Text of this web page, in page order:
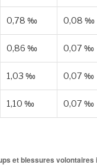
0,78 ‰ 0,08 ‰
0,86 ‰ 0,07 ‰
1,03 ‰ 0,07 ‰
1,10 ‰ 0,07 ‰